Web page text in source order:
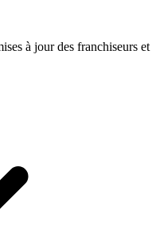
à jour des franchiseurs et